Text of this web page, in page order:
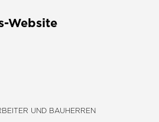
Website
UND BAUHERREN